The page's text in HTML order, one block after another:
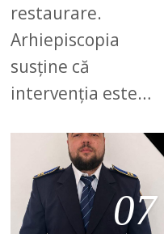
restaurare.
Arhiepiscopia
susține că
intervenția este…
07